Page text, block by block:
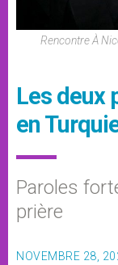
Rencontre À
Les deux
en
Paroles
prière
NOVEMBRE 28,